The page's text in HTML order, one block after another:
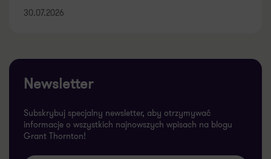
30.07.2026
Newsletter
Subskrybuj specjalny newsletter, aby otrzymywać
informacje o wszystkich najnowszych wpisach na blogu
Grant Thornton!